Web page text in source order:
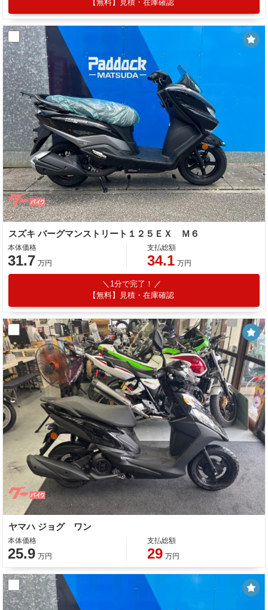
【無料】見積・在庫確認
スズキ バーグマンストリート１２５ＥＸ Ｍ６
本体価格
31.7 万円
支払総額
34.1 万円
1分で完了！
【無料】見積・在庫確認
ヤマハ ジョグ ワン
本体価格
25.9 万円
支払総額
29 万円